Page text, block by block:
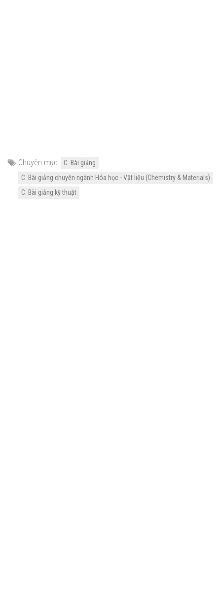
Chuyên mục:
C. Bài giảng
C. Bài giảng chuyên ngành Hóa học - Vật liệu (Chemistry & Materials)
C. Bài giảng kỹ thuật